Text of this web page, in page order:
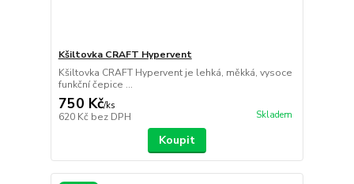
Kšiltovka CRAFT Hypervent
Kšiltovka CRAFT Hypervent je lehká, měkká, vysoce
funkční čepice ...
750 Kč/ks
620 Kč bez DPH Skladem
Koupit